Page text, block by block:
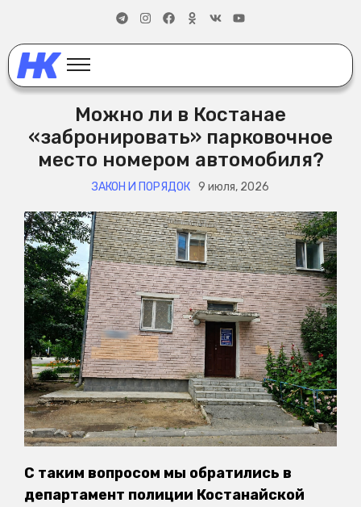
Можно ли в Костанае
«забронировать» парковочное
место номером автомобиля?
ЗАКОН И ПОРЯДОК 9 июля, 2026
С таким вопросом мы обратились в
департамент полиции Костанайской